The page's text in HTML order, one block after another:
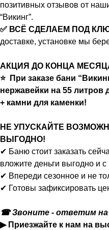
позитивных отзывов от
“Викинг”.
✅ ВСЁ СДЕЛАЕМ ПОД
доставке, установке мы
АКЦИЯ ДО КОНЦА
⭐ При заказе бани
нержавейки на 55 литров
+ камни для каменки!
НЕ УПУСКАЙТЕ
ВЫГОДНО!
✔ Баню стоит заказать
вложите деньги выгодно и с
✔ Впереди сезонное и не
✔ Готовы зафиксировать
☎ Звоните - ответим на
▶ Приезжайте к нам на